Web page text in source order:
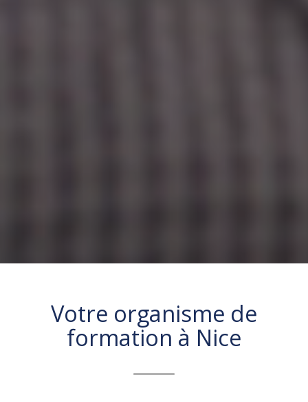
Votre organisme de
formation à Nice